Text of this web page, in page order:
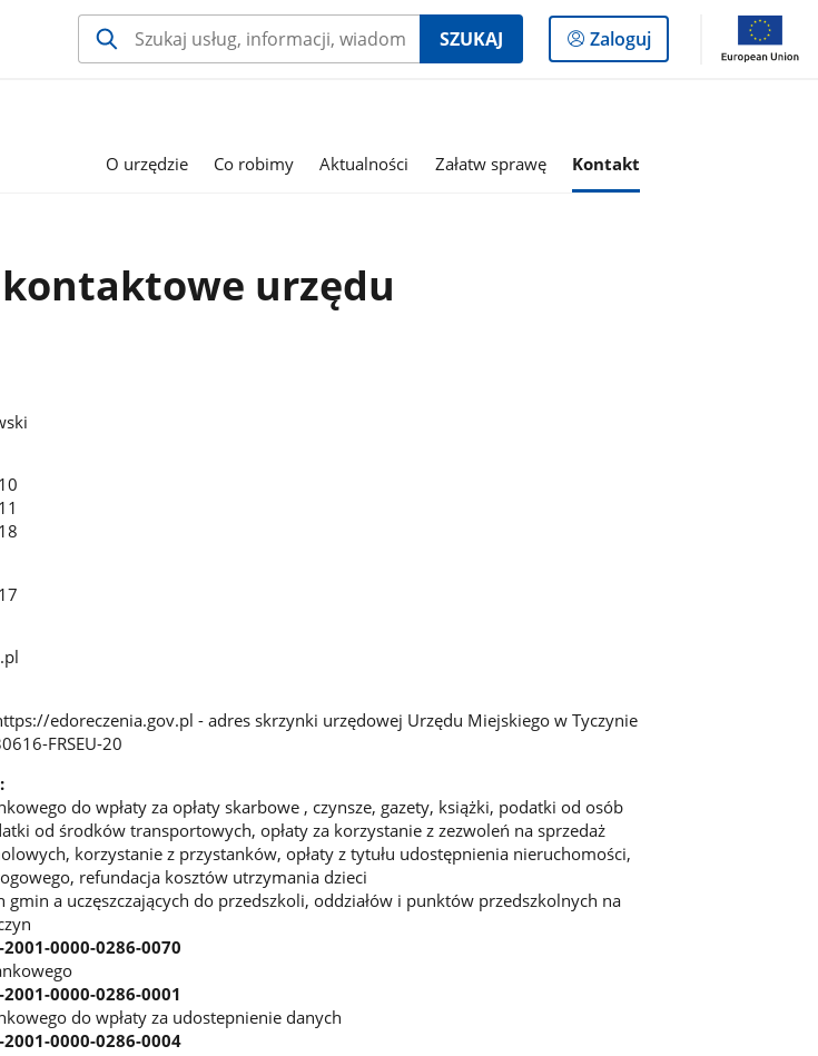
SZUKAJ
Logowanie
do
Zaloguj
O urzędzie Co robimy Aktualności Załatw sprawę Kontakt
urzędu
edoreczenia.gov.pl - adres skrzynki urzędowej Urzędu Miejskiego w Tyczynie
FRSEU-20
do wpłaty za opłaty skarbowe , czynsze, gazety, książki, podatki od osób
od środków transportowych, opłaty za korzystanie z zezwoleń na sprzedaż
korzystanie z przystanków, opłaty z tytułu udostępnienia nieruchomości,
refundacja kosztów utrzymania dzieci
gmin a uczęszczających do przedszkoli, oddziałów i punktów przedszkolnych na
0000-0286-0070
0000-0286-0001
do wpłaty za udostepnienie danych
0000-0286-0004